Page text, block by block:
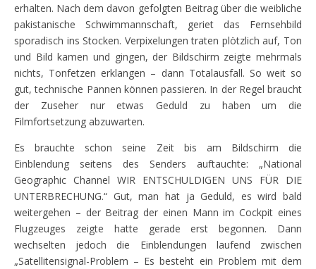
erhalten. Nach dem davon gefolgten Beitrag über die weibliche
pakistanische Schwimmannschaft, geriet das Fernsehbild
sporadisch ins Stocken. Verpixelungen traten plötzlich auf, Ton
und Bild kamen und gingen, der Bildschirm zeigte mehrmals
nichts, Tonfetzen erklangen – dann Totalausfall. So weit so
gut, technische Pannen können passieren. In der Regel braucht
der Zuseher nur etwas Geduld zu haben um die
Filmfortsetzung abzuwarten.
Es brauchte schon seine Zeit bis am Bildschirm die
Einblendung seitens des Senders auftauchte: „National
Geographic Channel WIR ENTSCHULDIGEN UNS FÜR DIE
UNTERBRECHUNG.“ Gut, man hat ja Geduld, es wird bald
weitergehen – der Beitrag der einen Mann im Cockpit eines
Flugzeuges zeigte hatte gerade erst begonnen. Dann
wechselten jedoch die Einblendungen laufend zwischen
„Satellitensignal-Problem – Es besteht ein Problem mit dem